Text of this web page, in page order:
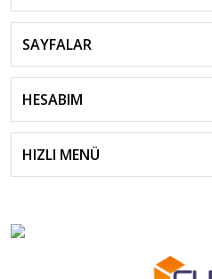
SAYFALAR
HESABIM
HIZLI MENÜ